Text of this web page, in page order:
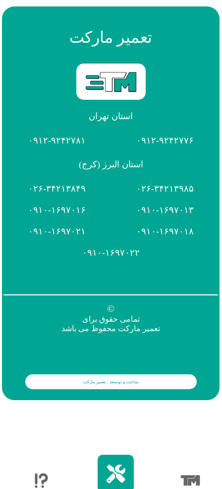
تعمیر مارکت
استان تهران
۰۹۱۲-۹۲۴۲۷۷۶ ۰۹۱۲-۹۲۴۲۷۸۱
استان البرز (کرج)
۰۲۶-۳۴۲۱۳۹۸۵ ۰۲۶-۳۴۲۱۳۸۴۹
۰۹۱۰-۱۶۹۷۰۱۳ ۰۹۱۰-۱۶۹۷۰۱۶
۰۹۱۰-۱۶۹۷۰۱۸ ۰۹۱۰-۱۶۹۷۰۲۱
۰۹۱۰-۱۶۹۷۰۲۲
©
تمامی حقوق برای
تعمیر مارکت محفوظ می باشد
ساخت و توسعه : تعمیر مارکت